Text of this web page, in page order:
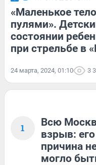
«Маленькое
пулями».
состоянии
при стрельбе в
24 марта, 2024, 01:10 3
1
Всю
взрыв:
причина
могло